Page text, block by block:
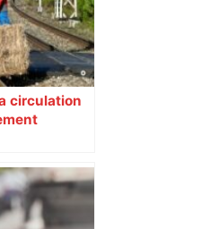
circulation